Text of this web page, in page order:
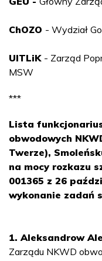
ChOZO - Wydział
UITLiK - Zarząd
MSW
***
Lista
obwodowych
Twerze),
na mocy rozkazu
001365 z 26
wykonanie zadań
1. Aleksandrow
Zarządu NKWD